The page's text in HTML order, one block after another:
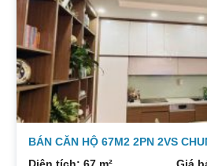
khách, bếp, thiết bị vệ sinh tất cả
Nhà đã có sổ pháp
BÁN CĂN HỘ 67M2 2PN 2VS